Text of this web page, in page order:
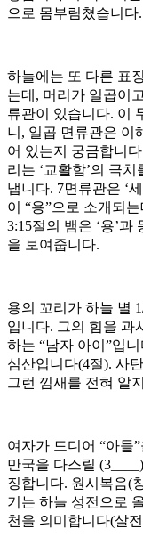
으로 몸부림쳤습니다.
하늘에는 또 다른 표
는데, 머리가 일곱이
류관이 있습니다. 이
니, 일곱 면류관은 이
어 있는지 궁금합니
리는 ‘교활함’의 극
냅니다. 7면류관은 ‘
이 “용”으로 소개되
3:15절의 뱀은 ‘용’
을 보여줍니다.
용의 꼬리가 하늘 별
입니다. 그의 힘을 과
하는 “남자 아이”입
심산입니다(4절). 사
그런 낌새를 전혀 알
여자가 드디어 “아들
만국을 다스릴
징합니다. 원시복음(
기는 하늘 성전으로
천을 의미합니다(살전